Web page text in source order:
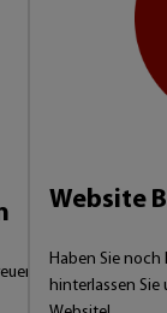
Website
Haben Sie noch
hinterlassen Sie